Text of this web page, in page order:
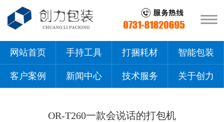
网站首页 手持工具 打捆耗材 智能包装
客户案例 新闻中心 技术服务 关于创力
OR-T260一款会说话的打包机